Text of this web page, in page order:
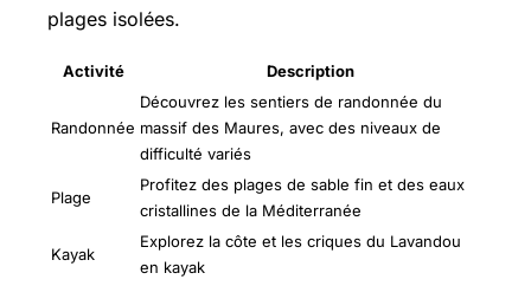
plages isolées.
Activité Description
Randonnée
Découvrez les sentiers de randonnée du
massif des Maures, avec des niveaux de
difficulté variés
Plage
Profitez des plages de sable fin et des eaux
cristallines de la Méditerranée
Kayak
Explorez la côte et les criques du Lavandou
en kayak